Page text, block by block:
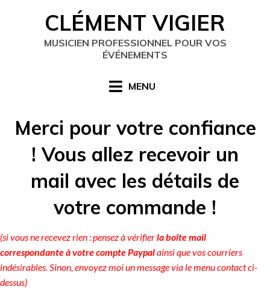
CLÉMENT VIGIER
MUSICIEN PROFESSIONNEL POUR VOS
ÉVÉNEMENTS
MENU
Merci pour votre confiance
! Vous allez recevoir un
mail avec les détails de
votre commande !
(si vous ne recevez rien : pensez à vérifierla boîte mail
correspondante à votre compte Paypalainsi que vos courriers
indésirables. Sinon, envoyez moi un message via le menu contact ci-
dessus)